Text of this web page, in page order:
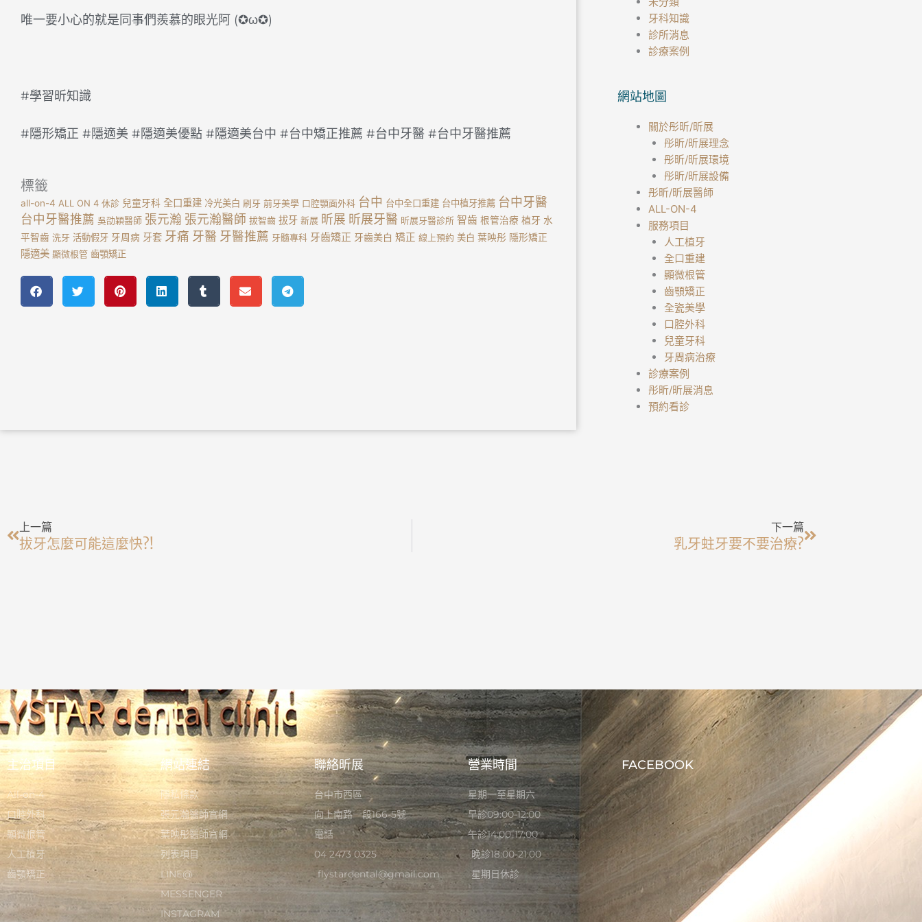
唯一要小心的就是同事們羨慕的眼光阿 (✪ω✪)
#學習昕知識
#隱形矯正 #隱適美 #隱適美優點 #隱適美台中 #台中矯正推薦 #台中牙醫 #台中牙醫推薦
標籤
all-on-4 ALL ON 4 休診 兒童牙科 全口重建 冷光美白 刷牙 前牙美學 口腔顎面外科 台中 台中全口重建 台中植牙推薦 台中牙醫
台中牙醫推薦 吳劭穎醫師 張元瀚 張元瀚醫師 拔智齒 拔牙 新展 昕展 昕展牙醫 昕展牙醫診所 智齒 根管治療 植牙 水
平智齒 洗牙 活動假牙 牙周病 牙套 牙痛 牙醫 牙醫推薦 牙髓專科 牙齒矯正 牙齒美白 矯正 線上預約 美白 葉映彤 隱形矯正
隱適美 顯微根管 齒顎矯正
牙科知識
診所消息
診療案例
網站地圖
關於彤昕/昕展
彤昕/昕展理念
彤昕/昕展環境
彤昕/昕展設備
彤昕/昕展醫師
ALL-ON-4
服務項目
人工植牙
全口重建
顯微根管
齒顎矯正
全瓷美學
口腔外科
兒童牙科
牙周病治療
診療案例
彤昕/昕展消息
預約看診
上一篇
拔牙怎麼可能這麼快?!
下一篇
乳牙蛀牙要不要治療?
主治項目
All-on-4
口腔外科
顯微根管
人工植牙
齒顎矯正
網站連結
隱私條款
張元瀚醫師官網
葉映彤醫師官網
列表項目
LINE@
MESSENGER
INSTAGRAM
聯絡昕展
台中市西區
向上南路一段166-5號
電話
04 2473 0325
flystardental@gmail.com
營業時間
星期一至星期六
早診09:00-12:00
午診14:00-17:00
晚診18:00-21:00
星期日休診
FACEBOOK